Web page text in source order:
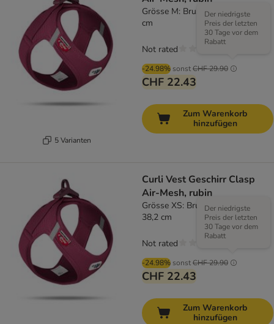
5 Varianten
Grösse M: Brustumfang 43,4 - 49
cm
-24.98% sonstCHF 29.90
Der niedrigste
Preis der letzten
30 Tage vor dem
Rabatt
CHF 22.43
Not rated
Zum Warenkorb
hinzufügen
Curli Vest Geschirr Clasp
Air-Mesh, rubin
Grösse XS: Brustumfang 33,9 -
38,2 cm
-24.98% sonstCHF 29.90
Der niedrigste
Preis der letzten
30 Tage vor dem
Rabatt
CHF 22.43
Not rated
Zum Warenkorb
hinzufügen